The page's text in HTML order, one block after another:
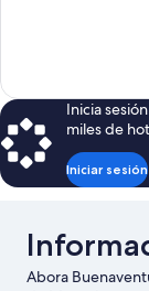
Inicia
miles de
Iniciar sesión
Abora